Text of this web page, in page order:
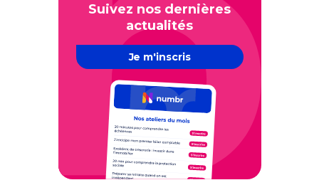
Suivez nos dernières
actualités
Je m'inscris